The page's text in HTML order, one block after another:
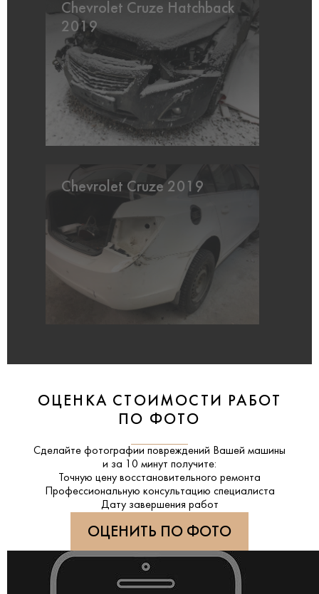
Chevrolet Cruze Hatchback
2019
Chevrolet Cruze 2019
ОЦЕНКА СТОИМОСТИ РАБОТ
ПО ФОТО
Сделайте фотографии повреждений Вашей машины
и за 10 минут получите:
Точную цену восстановительного ремонта
Профессиональную консультацию специалиста
Дату завершения работ
ОЦЕНИТЬ ПО ФОТО